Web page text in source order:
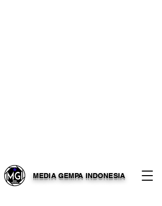
MEDIA GEMPA INDONESIA